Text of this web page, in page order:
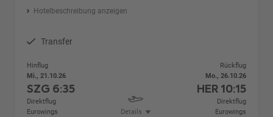
Hotelbeschreibung anzeigen
Transfer
Hinflug
Mi., 21.10.26
SZG 6:35
Direktflug
Eurowings
Details
Rückflug
Mo., 26.10.26
HER 10:15
Direktflug
Eurowings